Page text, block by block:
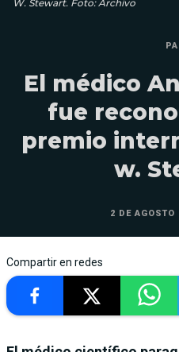
W. Stewart. Foto: Archivo
El médico
fue
premio
w.
2 DE
Compartir en redes